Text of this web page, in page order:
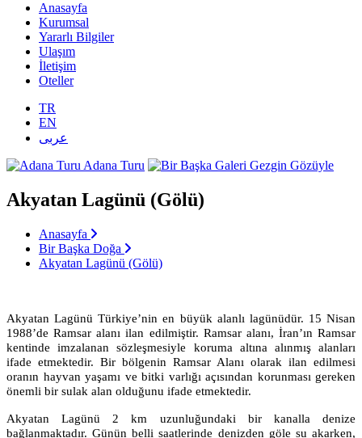
Anasayfa
Kurumsal
Yararlı Bilgiler
Ulaşım
İletişim
Oteller
TR
EN
عربى
Adana Turu
Gezgin Gözüyle
Akyatan Lagünü (Gölü)
Anasayfa
Bir Başka Doğa
Akyatan Lagünü (Gölü)
Akyatan Lagünü Türkiye’nin en büyük alanlı lagünüdür. 15 Nisan
1988’de Ramsar alanı ilan edilmiştir. Ramsar alanı, İran’ın Ramsar
kentinde imzalanan sözleşmesiyle koruma altına alınmış alanları
ifade etmektedir. Bir bölgenin Ramsar Alanı olarak ilan edilmesi
oranın hayvan yaşamı ve bitki varlığı açısından korunması gereken
önemli bir sulak alan olduğunu ifade etmektedir.
Akyatan Lagünü 2 km uzunluğundaki bir kanalla denize
bağlanmaktadır. Günün belli saatlerinde denizden göle su akarken,